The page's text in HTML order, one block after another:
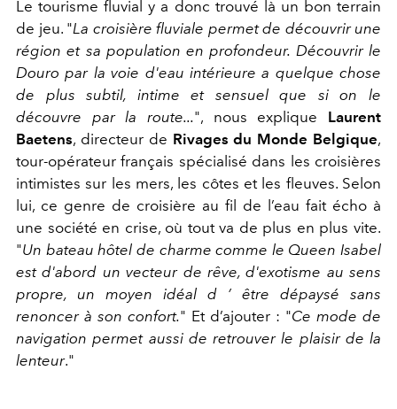
Le tourisme fluvial y a donc trouvé là un bon terrain
de jeu. "La croisière fluviale permet de découvrir une
région et sa population en profondeur. Découvrir le
Douro par la voie d'eau intérieure a quelque chose
de plus subtil, intime et sensuel que si on le
découvre par la route...", nous explique Laurent
Baetens, directeur de Rivages du Monde Belgique,
tour-opérateur français spécialisé dans les croisières
intimistes sur les mers, les côtes et les fleuves. Selon
lui, ce genre de croisière au fil de l’eau fait écho à
une société en crise, où tout va de plus en plus vite.
"Un bateau hôtel de charme comme le Queen Isabel
est d'abord un vecteur de rêve, d'exotisme au sens
propre, un moyen idéal d ’ être dépaysé sans
renoncer à son confort." Et d’ajouter : "Ce mode de
navigation permet aussi de retrouver le plaisir de la
lenteur."